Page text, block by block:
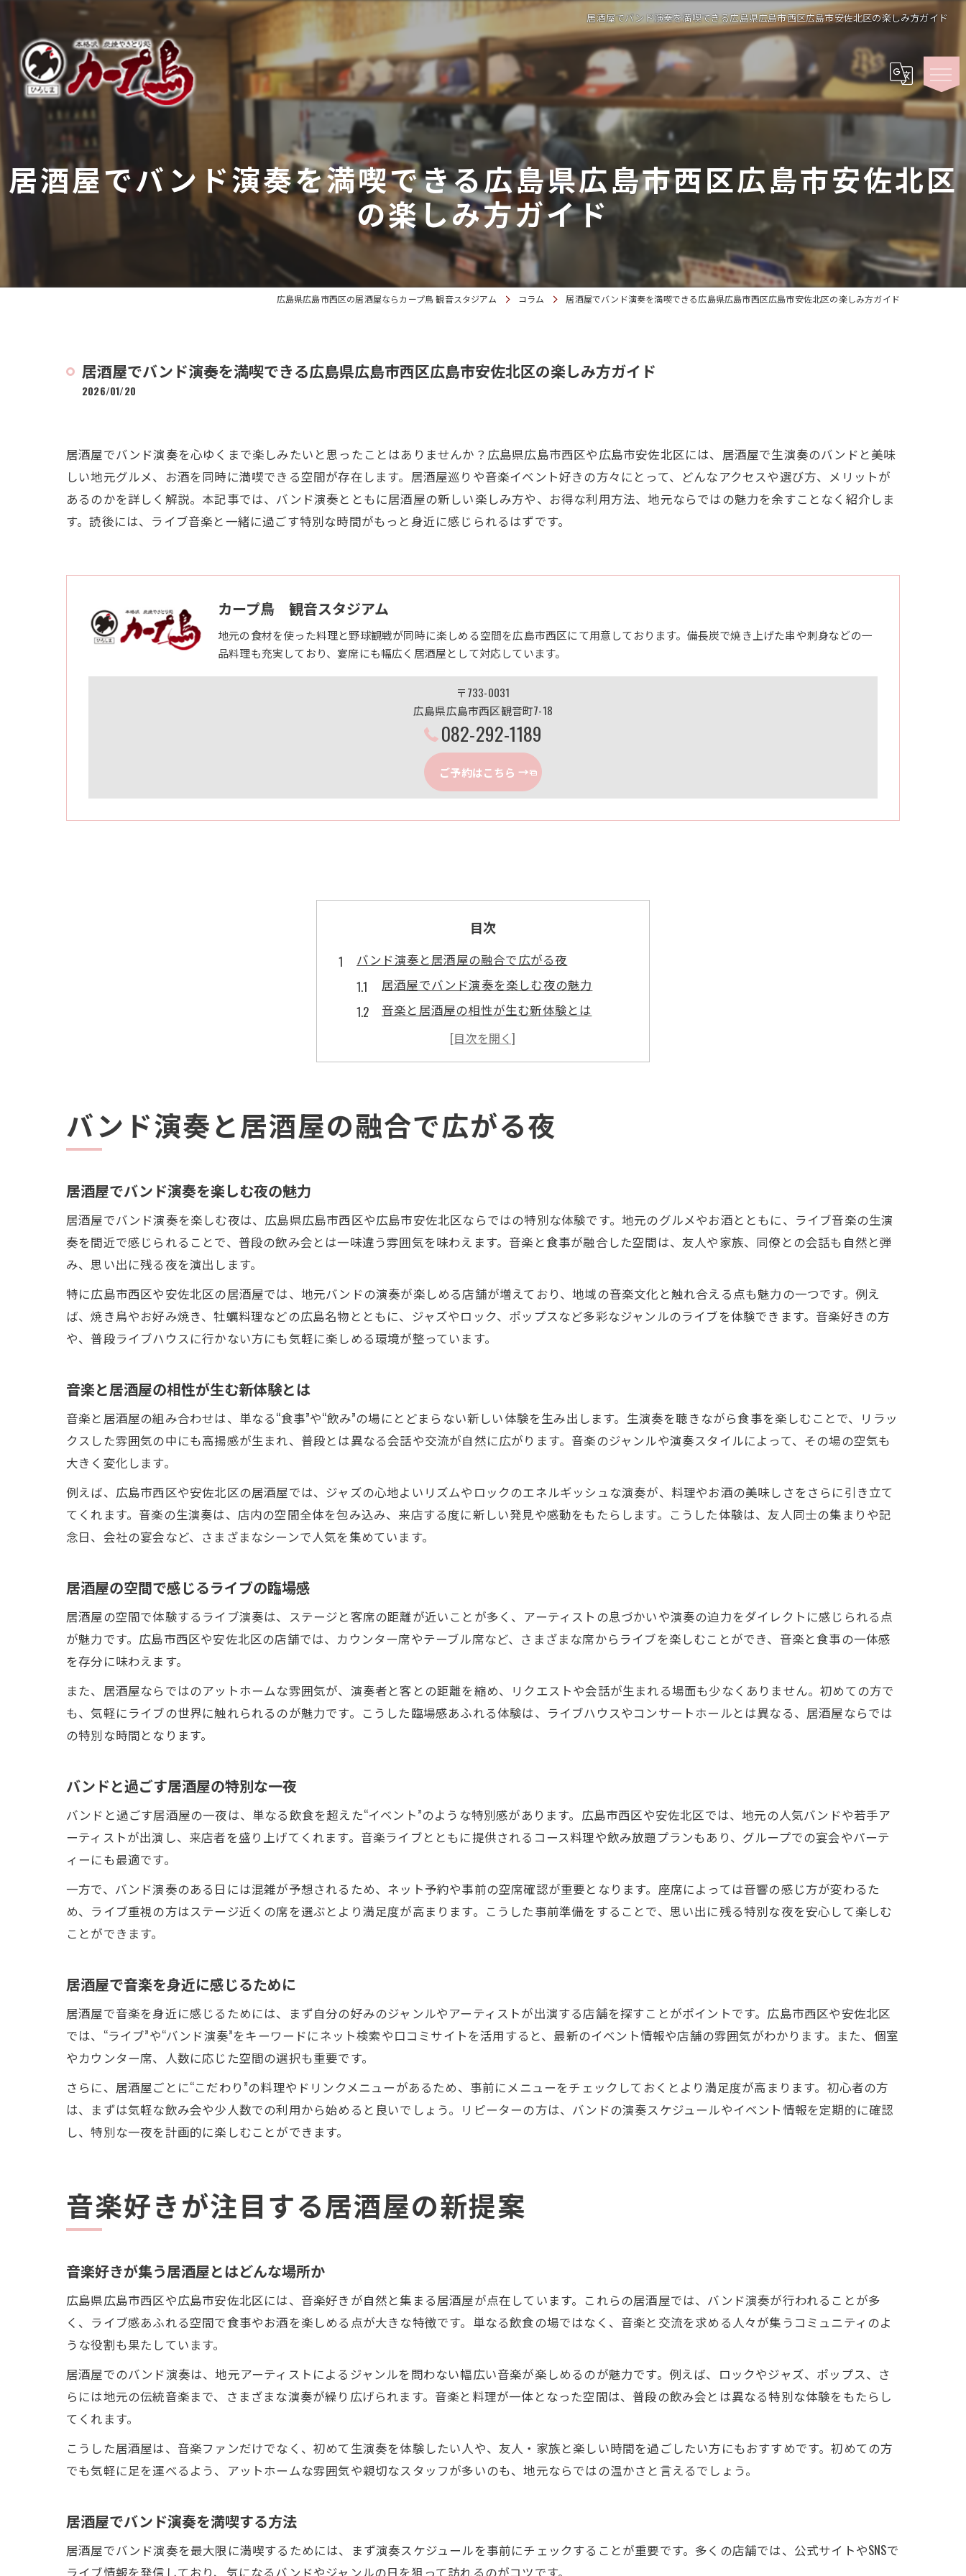
居酒屋でバンド演奏を満喫できる広島県広島市西区広島市安佐北区の楽しみ方ガイド
居酒屋でバンド演奏を満喫できる広島県広島市西区広島市安佐北区
の楽しみ方ガイド
広島県広島市西区の居酒屋ならカープ鳥 観音スタジアム コラム 居酒屋でバンド演奏を満喫できる広島県広島市西区広島市安佐北区の楽しみ方ガイド
居酒屋でバンド演奏を満喫できる広島県広島市西区広島市安佐北区の楽しみ方ガイド
2026/01/20
居酒屋でバンド演奏を心ゆくまで楽しみたいと思ったことはありませんか？広島県広島市西区や広島市安佐北区には、居酒屋で生演奏のバンドと美味
しい地元グルメ、お酒を同時に満喫できる空間が存在します。居酒屋巡りや音楽イベント好きの方々にとって、どんなアクセスや選び方、メリットが
あるのかを詳しく解説。本記事では、バンド演奏とともに居酒屋の新しい楽しみ方や、お得な利用方法、地元ならではの魅力を余すことなく紹介しま
す。読後には、ライブ音楽と一緒に過ごす特別な時間がもっと身近に感じられるはずです。
カープ鳥 観音スタジアム
地元の食材を使った料理と野球観戦が同時に楽しめる空間を広島市西区にて用意しております。備長炭で焼き上げた串や刺身などの一
品料理も充実しており、宴席にも幅広く居酒屋として対応しています。
〒733-0031
広島県広島市西区観音町7-18
082-292-1189
ご予約はこちら
目次
バンド演奏と居酒屋の融合で広がる夜
居酒屋でバンド演奏を楽しむ夜の魅力
音楽と居酒屋の相性が生む新体験とは
居酒屋の空間で感じるライブの臨場感
バンドと過ごす居酒屋の特別な一夜
音楽好きが注目する居酒屋の新提案
音楽好きが集う居酒屋とはどんな場所か
バンドの演奏が光る居酒屋の選び方
音楽イベント開催の居酒屋で過ごす夜
生演奏が楽しめる居酒屋の探し方
居酒屋で味わう臨場感あふれるバンド
生演奏を体感できる居酒屋の魅力
バンドと過ごす居酒屋の至福時間を体験
居酒屋でバンドと共に過ごす特別な時間
友人と過ごす居酒屋ならではの音楽体験
居酒屋で心に残るライブを体感しよう
音楽好きにおすすめの居酒屋の過ごし方
バンド演奏が映える居酒屋を見極める
居酒屋でライブを満喫するための工夫
音楽と共に味わう居酒屋の選択基準
居酒屋の魅力をバンドとともに再発見
バンドとともに巡る居酒屋の魅力探訪
居酒屋文化を音楽でアップデートする
バンド演奏と居酒屋の融合で広がる夜
居酒屋でバンド演奏を楽しむ夜の魅力
居酒屋でバンド演奏を楽しむ夜は、広島県広島市西区や広島市安佐北区ならではの特別な体験です。地元のグルメやお酒とともに、ライブ音楽の生演
奏を間近で感じられることで、普段の飲み会とは一味違う雰囲気を味わえます。音楽と食事が融合した空間は、友人や家族、同僚との会話も自然と弾
み、思い出に残る夜を演出します。
特に広島市西区や安佐北区の居酒屋では、地元バンドの演奏が楽しめる店舗が増えており、地域の音楽文化と触れ合える点も魅力の一つです。例え
ば、焼き鳥やお好み焼き、牡蠣料理などの広島名物とともに、ジャズやロック、ポップスなど多彩なジャンルのライブを体験できます。音楽好きの方
や、普段ライブハウスに行かない方にも気軽に楽しめる環境が整っています。
音楽と居酒屋の相性が生む新体験とは
音楽と居酒屋の組み合わせは、単なる“食事”や“飲み”の場にとどまらない新しい体験を生み出します。生演奏を聴きながら食事を楽しむことで、リラッ
クスした雰囲気の中にも高揚感が生まれ、普段とは異なる会話や交流が自然に広がります。音楽のジャンルや演奏スタイルによって、その場の空気も
大きく変化します。
例えば、広島市西区や安佐北区の居酒屋では、ジャズの心地よいリズムやロックのエネルギッシュな演奏が、料理やお酒の美味しさをさらに引き立て
てくれます。音楽の生演奏は、店内の空間全体を包み込み、来店する度に新しい発見や感動をもたらします。こうした体験は、友人同士の集まりや記
念日、会社の宴会など、さまざまなシーンで人気を集めています。
居酒屋の空間で感じるライブの臨場感
居酒屋の空間で体験するライブ演奏は、ステージと客席の距離が近いことが多く、アーティストの息づかいや演奏の迫力をダイレクトに感じられる点
が魅力です。広島市西区や安佐北区の店舗では、カウンター席やテーブル席など、さまざまな席からライブを楽しむことができ、音楽と食事の一体感
を存分に味わえます。
また、居酒屋ならではのアットホームな雰囲気が、演奏者と客との距離を縮め、リクエストや会話が生まれる場面も少なくありません。初めての方で
も、気軽にライブの世界に触れられるのが魅力です。こうした臨場感あふれる体験は、ライブハウスやコンサートホールとは異なる、居酒屋ならでは
の特別な時間となります。
バンドと過ごす居酒屋の特別な一夜
バンドと過ごす居酒屋の一夜は、単なる飲食を超えた“イベント”のような特別感があります。広島市西区や安佐北区では、地元の人気バンドや若手ア
ーティストが出演し、来店者を盛り上げてくれます。音楽ライブとともに提供されるコース料理や飲み放題プランもあり、グループでの宴会やパーテ
ィーにも最適です。
一方で、バンド演奏のある日には混雑が予想されるため、ネット予約や事前の空席確認が重要となります。座席によっては音響の感じ方が変わるた
め、ライブ重視の方はステージ近くの席を選ぶとより満足度が高まります。こうした事前準備をすることで、思い出に残る特別な夜を安心して楽しむ
ことができます。
居酒屋で音楽を身近に感じるために
居酒屋で音楽を身近に感じるためには、まず自分の好みのジャンルやアーティストが出演する店舗を探すことがポイントです。広島市西区や安佐北区
では、“ライブ”や“バンド演奏”をキーワードにネット検索や口コミサイトを活用すると、最新のイベント情報や店舗の雰囲気がわかります。また、個室
やカウンター席、人数に応じた空間の選択も重要です。
さらに、居酒屋ごとに“こだわり”の料理やドリンクメニューがあるため、事前にメニューをチェックしておくとより満足度が高まります。初心者の方
は、まずは気軽な飲み会や少人数での利用から始めると良いでしょう。リピーターの方は、バンドの演奏スケジュールやイベント情報を定期的に確認
し、特別な一夜を計画的に楽しむことができます。
音楽好きが注目する居酒屋の新提案
音楽好きが集う居酒屋とはどんな場所か
広島県広島市西区や広島市安佐北区には、音楽好きが自然と集まる居酒屋が点在しています。これらの居酒屋では、バンド演奏が行われることが多
く、ライブ感あふれる空間で食事やお酒を楽しめる点が大きな特徴です。単なる飲食の場ではなく、音楽と交流を求める人々が集うコミュニティのよ
うな役割も果たしています。
居酒屋でのバンド演奏は、地元アーティストによるジャンルを問わない幅広い音楽が楽しめるのが魅力です。例えば、ロックやジャズ、ポップス、さ
らには地元の伝統音楽まで、さまざまな演奏が繰り広げられます。音楽と料理が一体となった空間は、普段の飲み会とは異なる特別な体験をもたらし
てくれます。
こうした居酒屋は、音楽ファンだけでなく、初めて生演奏を体験したい人や、友人・家族と楽しい時間を過ごしたい方にもおすすめです。初めての方
でも気軽に足を運べるよう、アットホームな雰囲気や親切なスタッフが多いのも、地元ならではの温かさと言えるでしょう。
居酒屋でバンド演奏を満喫する方法
居酒屋でバンド演奏を最大限に満喫するためには、まず演奏スケジュールを事前にチェックすることが重要です。多くの店舗では、公式サイトやSNSで
ライブ情報を発信しており、気になるバンドやジャンルの日を狙って訪れるのがコツです。
お気軽にご予約ください
お気軽にご予約ください